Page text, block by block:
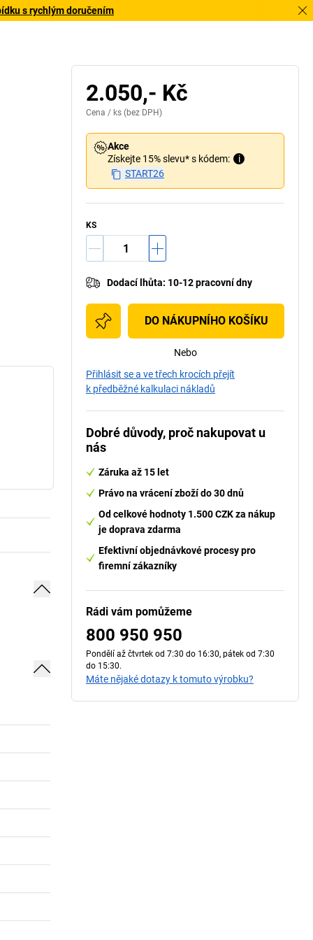
s rychlým doručením
2.050,- Kč
Cena / ks (bez DPH)
Akce
Získejte 15% slevu* s kódem:
i
START26
KS
Dodací lhůta: 10-12 pracovní dny
DO NÁKUPNÍHO KOŠÍKU
Nebo
Přihlásit se a ve třech krocích přejít
k předběžné kalkulaci nákladů
Dobré důvody, proč nakupovat u
nás
Záruka až 15 let
Právo na vrácení zboží do 30 dnů
Od celkové hodnoty 1.500 CZK za nákup
je doprava zdarma
Efektivní objednávkové procesy pro
firemní zákazníky
Rádi vám pomůžeme
800 950 950
Pondělí až čtvrtek od 7:30 do 16:30, pátek od 7:30
do 15:30.
Máte nějaké dotazy k tomuto výrobku?